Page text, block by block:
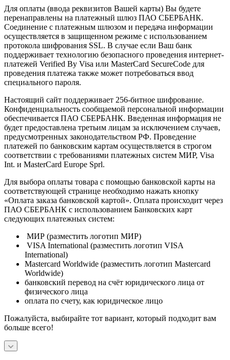
Для оплаты (ввода реквизитов Вашей карты) Вы будете
перенаправлены на платежный шлюз ПАО СБЕРБАНК.
Соединение с платежным шлюзом и передача информации
осуществляется в защищенном режиме с использованием
протокола шифрования SSL. В случае если Ваш банк
поддерживает технологию безопасного проведения интернет-
платежей Verified By Visa или MasterCard SecureCode для
проведения платежа также может потребоваться ввод
специального пароля.
Настоящий сайт поддерживает 256-битное шифрование.
Конфиденциальность сообщаемой персональной информации
обеспечивается ПАО СБЕРБАНК. Введенная информация не
будет предоставлена третьим лицам за исключением случаев,
предусмотренных законодательством РФ. Проведение
платежей по банковским картам осуществляется в строгом
соответствии с требованиями платежных систем МИР, Visa
Int. и MasterCard Europe Sprl.
Для выбора оплаты товара с помощью банковской карты на
соответствующей странице необходимо нажать кнопку
«Оплата заказа банковской картой». Оплата происходит через
ПАО СБЕРБАНК с использованием Банковских карт
следующих платежных систем:
МИР (разместить логотип МИР)
VISA International (разместить логотип VISA
International)
Mastercard Worldwide (разместить логотип Mastercard
Worldwide)
банковский перевод на счёт юридического лица от
физического лица
оплата по счету, как юридическое лицо
Пожалуйста, выбирайте тот вариант, который подходит вам
больше всего!